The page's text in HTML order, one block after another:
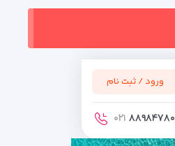
ورود / ثبت نام
۸۸۹۸۴۷۸۰ ۰۲۱